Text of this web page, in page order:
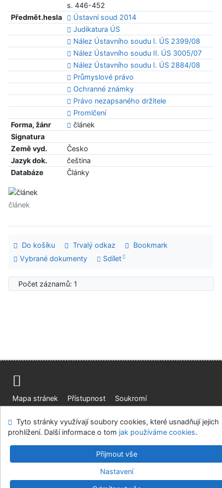
s. 446-452
Předmět.hesla
Ústavní soud 2014
Judikatura ÚS
Nález Ústavního soudu I. ÚS 2399/08
Nález Ústavního soudu II. ÚS 3005/07
Nález Ústavního soudu I. ÚS 2884/08
Průmyslové právo
Ochranné známky
Právo nezapsaného držitele
Promlčení
Forma, žánr
článek
Signatura
Země vyd.
Česko
Jazyk dok.
čeština
Databáze
Články
článek
Do košíku Trvalý odkaz
Bookmark
Vybrané dokumenty
Sdílet
Počet záznamů: 1
Mapa stránek Přístupnost
Soukromí
Ústavní soud, IČO: 48513687, se sídlem Joštova 625/8,
660 83 Brno
©1993-2026IPACv.4.8.63a-Cosmotron Bohemia, s.r.o.
Tyto stránky využívají soubory cookies, které usnadňují jejich
prohlížení. Další informace o tom jak používáme cookies.
Přijmout vše
Nastavení